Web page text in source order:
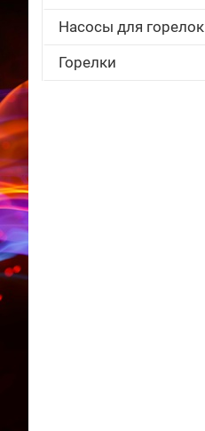
Насосы для горелок
Горелки